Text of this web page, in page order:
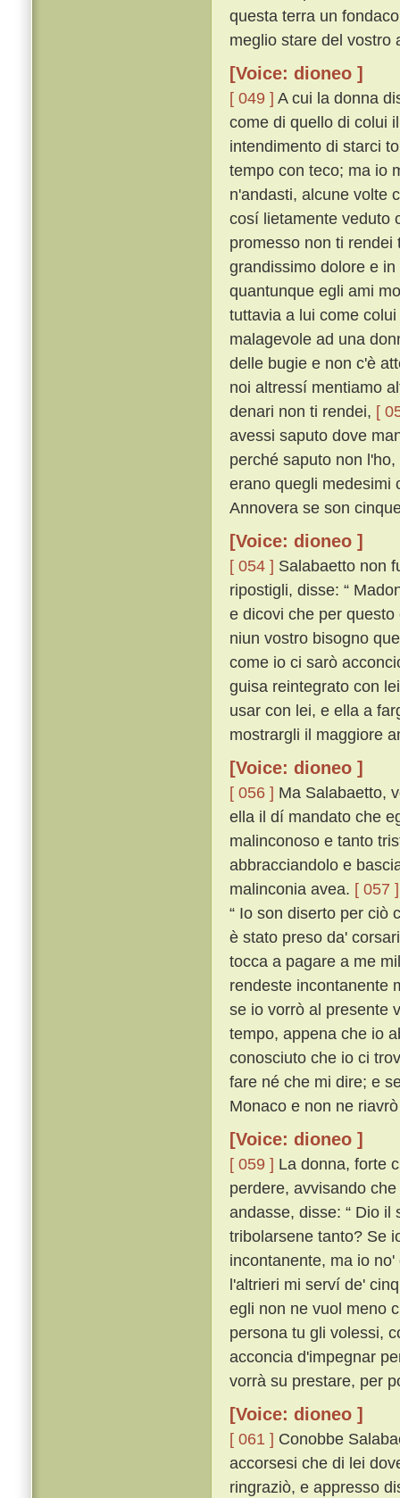
questa terra un
meglio stare del vostro
[Voice: dioneo ]
[ 049 ] A cui la donna
come di quello di colui
intendimento di starci
tempo con teco; ma io
n'andasti, alcune volte
cosí lietamente veduto
promesso non ti
grandissimo dolore e
quantunque egli ami
tuttavia a lui come
malagevole ad una
delle bugie e non c'è
noi altressí mentiamo
denari non ti rendei, [
avessi saputo dove
perché saputo non
erano quegli medesimi
Annovera se son
[Voice: dioneo ]
[ 054 ] Salabaetto non
ripostigli, disse: “
e dicovi che per
niun vostro bisogno
come io ci sarò
guisa reintegrato con
usar con lei, e ella a
mostrargli il maggiore
[Voice: dioneo ]
[ 056 ] Ma Salabaetto,
ella il dí mandato che
malinconoso e tanto
abbracciandolo e
malinconia avea. [ 057 ]
“ Io son diserto per ciò
è stato preso da'
tocca a pagare a me
rendeste incontanente
se io vorrò al presente
tempo, appena che io
conosciuto che io ci
fare né che mi dire; e
Monaco e non ne
[Voice: dioneo ]
[ 059 ] La donna, forte
perdere, avvisando
andasse, disse: “ Dio
tribolarsene tanto? Se
incontanente, ma io
l'altrieri mi serví de'
egli non ne vuol meno
persona tu gli volessi,
acconcia d'impegnar
vorrà su prestare, per
[Voice: dioneo ]
[ 061 ] Conobbe
accorsesi che di lei
ringraziò, e appresso